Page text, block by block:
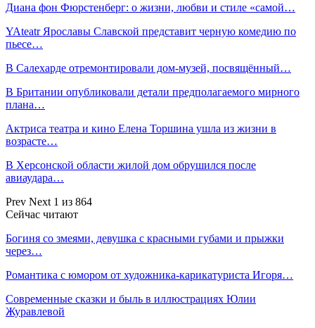
Диана фон Фюрстенберг: о жизни, любви и стиле «самой…
YAteatr Ярославы Славской представит черную комедию по
пьесе…
В Салехарде отремонтировали дом-музей, посвящённый…
В Британии опубликовали детали предполагаемого мирного
плана…
Актриса театра и кино Елена Торшина ушла из жизни в
возрасте…
В Херсонской области жилой дом обрушился после
авиаудара…
Prev Next 1 из 864
Сейчас читают
Богиня со змеями, девушка с красными губами и прыжки
через…
Романтика с юмором от художника-карикатуриста Игоря…
Современные сказки и быль в иллюстрациях Юлии
Журавлевой